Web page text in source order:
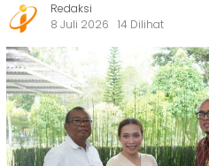
Redaksi
8 Juli 2026
14 Dilihat